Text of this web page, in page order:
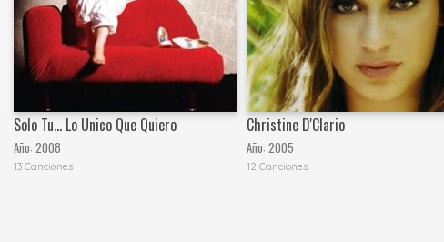
Solo Tu... Lo Unico Que Quiero
Año:2008
13 Canciones
Christine D'Clario
Año:2005
12 Canciones